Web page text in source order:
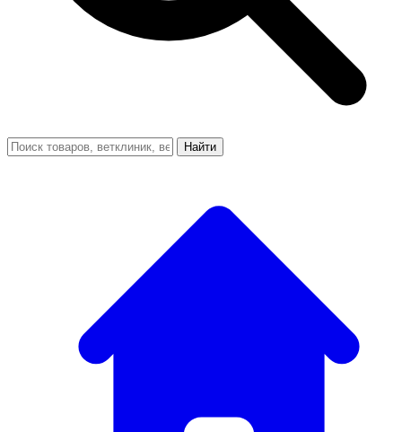
Найти